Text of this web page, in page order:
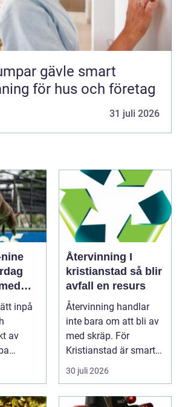
gävle smart
för hus och företag
31 juli 2026
inpå
av
ljud,
Återvinning I
kristianstad så blir
avfall en resurs
Återvinning handlar
inte bara om att bli av
med skräp. För
Kristianstad är smart
avfallshantering en...
30 juli 2026